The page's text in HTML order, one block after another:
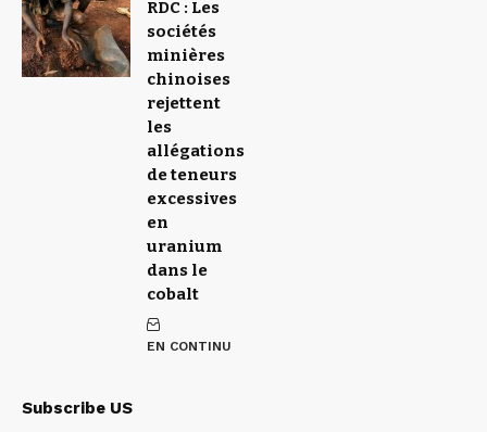
RDC : Les
sociétés
minières
chinoises
rejettent
les
allégations
de teneurs
excessives
en
uranium
dans le
cobalt
EN CONTINU
Subscribe US